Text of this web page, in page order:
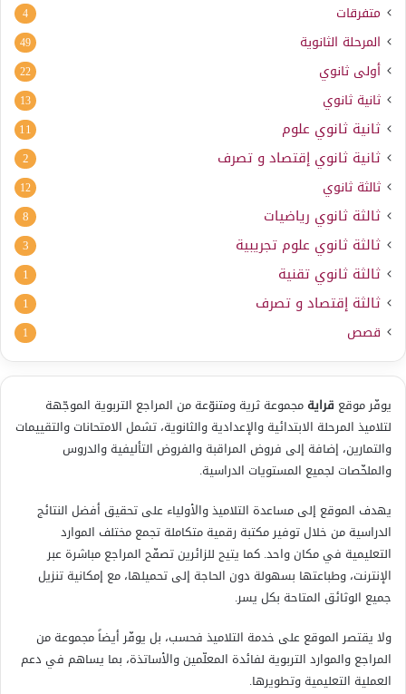
متفرقات 4
المرحلة الثانوية 49
أولى ثانوي 22
ثانية ثانوي 13
ثانية ثانوي علوم 11
ثانية ثانوي إقتصاد و تصرف 2
ثالثة ثانوي 12
ثالثة ثانوي رياضيات 8
ثالثة ثانوي علوم تجريبية 3
ثالثة ثانوي تقنية 1
ثالثة إقتصاد و تصرف 1
قصص 1
يوفّر موقع قرايةمجموعة ثرية ومتنوّعة من المراجع التربوية الموجّهة
لتلاميذ المرحلة الابتدائية والإعدادية والثانوية، تشمل الامتحانات والتقييمات
والتمارين، إضافة إلى فروض المراقبة والفروض التأليفية والدروس
والملخّصات لجميع المستويات الدراسية.
يهدف الموقع إلى مساعدة التلاميذ والأولياء على تحقيق أفضل النتائج
الدراسية من خلال توفير مكتبة رقمية متكاملة تجمع مختلف الموارد
التعليمية في مكان واحد. كما يتيح للزائرين تصفّح المراجع مباشرة عبر
الإنترنت، وطباعتها بسهولة دون الحاجة إلى تحميلها، مع إمكانية تنزيل
جميع الوثائق المتاحة بكل يسر.
ولا يقتصر الموقع على خدمة التلاميذ فحسب، بل يوفّر أيضاً مجموعة من
المراجع والموارد التربوية لفائدة المعلّمين والأساتذة، بما يساهم في دعم
العملية التعليمية وتطويرها.